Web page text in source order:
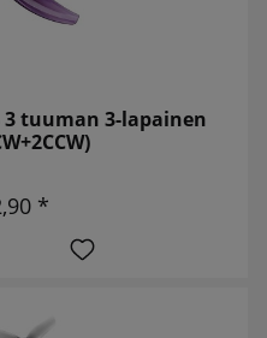
3 tuuman 3-lapainen
*